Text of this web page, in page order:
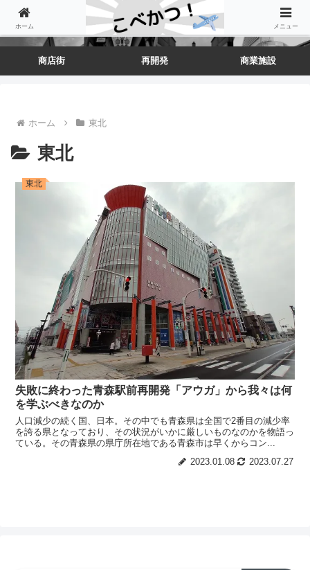
商店街 再開発 商業施設
ホーム 東北
東北
東北
失敗に終わった青森駅前再開発「アウガ」から我々は何
を学ぶべきなのか
人口減少の続く国、日本。その中でも青森県は全国で2番目の減少率
を誇る県となっており、その状況がいかに厳しいものなのかを物語っ
ている。その青森県の県庁所在地である青森市は早くからコン...
2023.01.08
2023.07.27
ホーム メニュー